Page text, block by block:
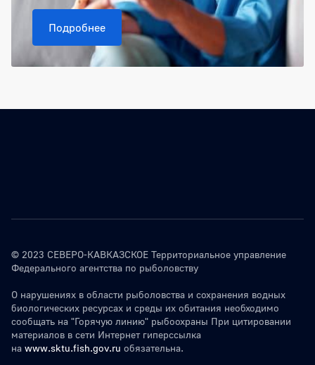
Подробнее
© 2023 СЕВЕРО-КАВКАЗСКОЕ Территориальное управление
Федерального агентства по рыболовству
О нарушениях в области рыболовства и сохранения водных
биологических ресурсах и среды их обитания необходимо
сообщать на "Горячую линию" рыбоохраны При цитировании
материалов в сети Интернет гиперссылка
на www.sktu.fish.gov.ru обязательна.